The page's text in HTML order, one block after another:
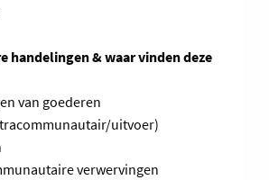
handelingen & waar vinden deze
van goederen
uitvoer)
verwervingen